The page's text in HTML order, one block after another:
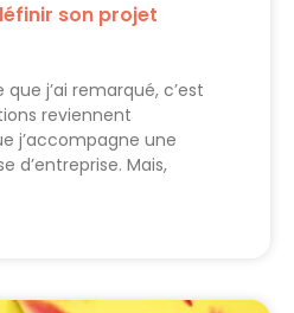
son projet
que j’ai remarqué, c’est
reviennent
j’accompagne une
d’entreprise. Mais,